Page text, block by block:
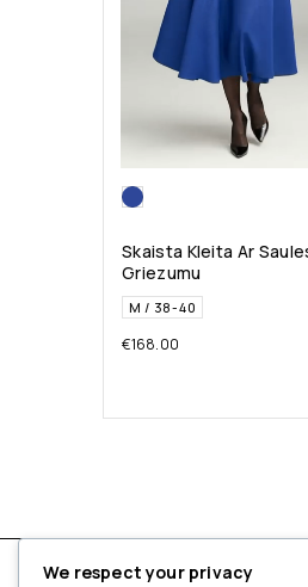
Skaista Kleita Ar
Griezumu
M / 38-40
€168.00
We respect your privacy